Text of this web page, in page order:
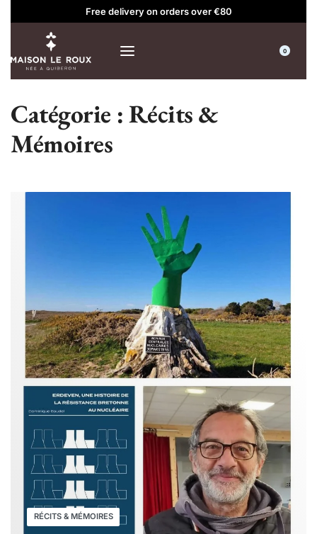
Free delivery on orders over €80
0
Catégorie :Récits &
Mémoires
RÉCITS & MÉMOIRES